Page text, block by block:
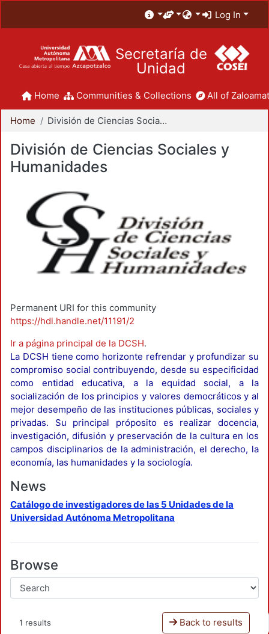
Log In
Secretaría de
Unidad
Home Communities & Collections All of
Home División de Ciencias Sociales y Humanidades
División de Ciencias Sociales y
Humanidades
Permanent URI for this community
https://hdl.handle.net/11191/2
Ir a página principal de la DCSH.
La DCSH tiene como horizonte refrendar y profundizar su
compromiso social contribuyendo, desde su especificidad
como entidad educativa, a la equidad social, a la
socialización de los principios y valores democráticos y al
mejor desempeño de las instituciones públicas, sociales y
privadas. Su principal próposito es realizar docencia,
investigación, difusión y preservación de la cultura en los
campos disciplinarios de la administración, el derecho, la
economía, las humanidades y la sociología.
News
Catálogo de investigadores de las 5 Unidades de la
Universidad Autónoma Metropolitana
Browse
1 results Back to results